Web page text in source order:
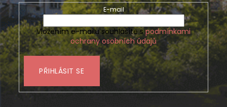
E-mail
Vložením e-mailu souhlasíte spodmínkami
ochrany osobních údajů
PŘIHLÁSIT SE